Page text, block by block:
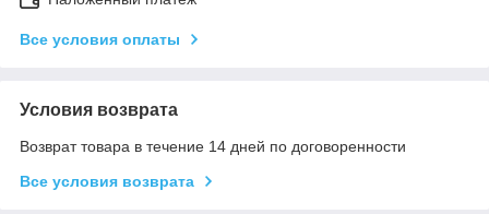
Все условия оплаты
Условия возврата
Возврат товара в течение 14 дней по договоренности
Все условия возврата